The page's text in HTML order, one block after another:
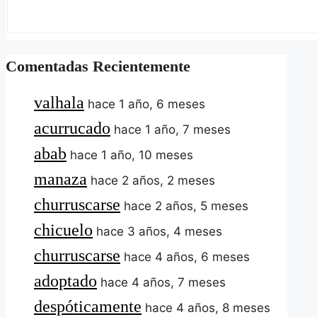
Comentadas Recientemente
valhala hace 1 año, 6 meses
acurrucado hace 1 año, 7 meses
abab hace 1 año, 10 meses
manaza hace 2 años, 2 meses
churruscarse hace 2 años, 5 meses
chicuelo hace 3 años, 4 meses
churruscarse hace 4 años, 6 meses
adoptado hace 4 años, 7 meses
despóticamente hace 4 años, 8 meses